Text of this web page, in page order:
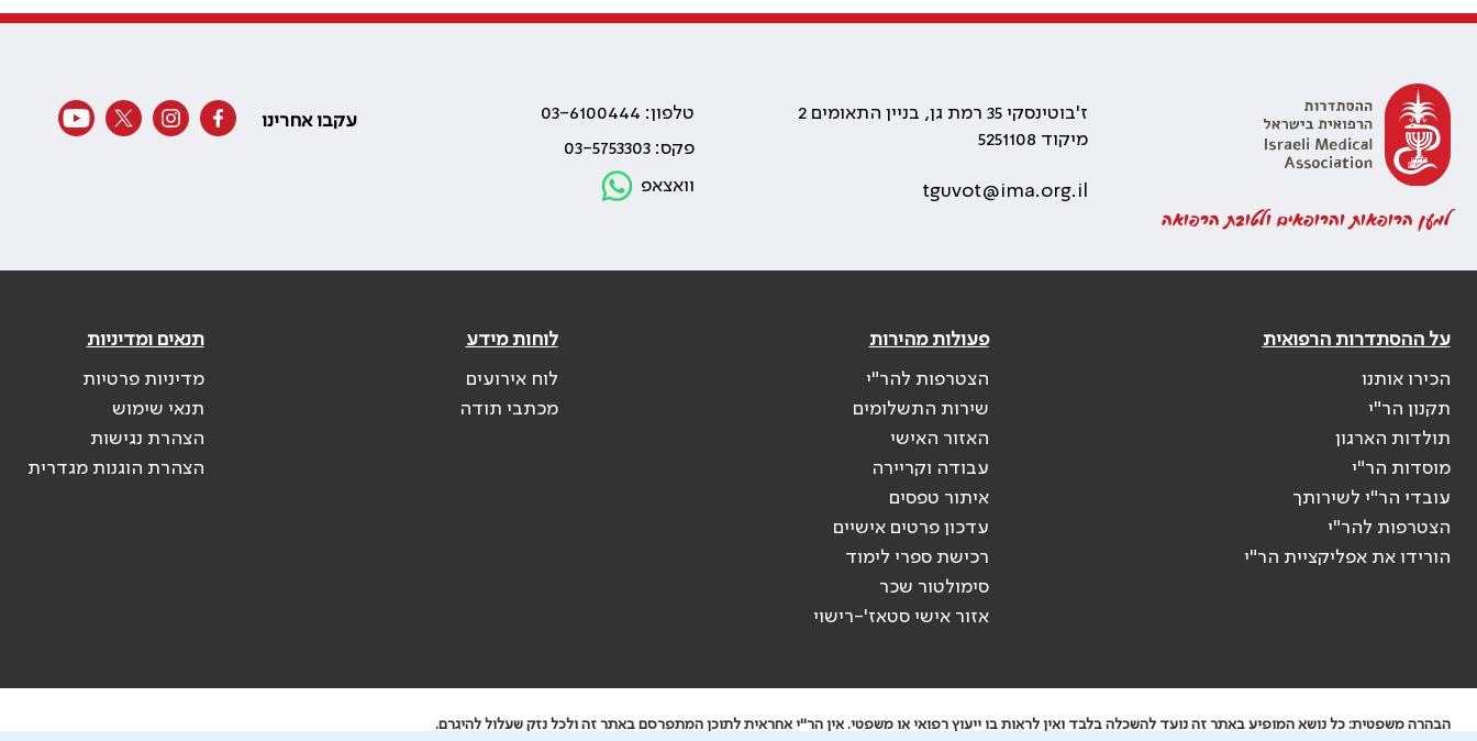
למען הרופאות והרופאים ולטובת הרפואה
ז'בוטינסקי 35 רמת גן, בניין התאומים 2
מיקוד 5251108
tguvot@ima.org.il
טלפון: 03-6100444
פקס: 03-5753303
וואצאפ
עקבו אחרינו
על ההסתדרות הרפואית
הכירו אותנו
תקנון הר"י
תולדות הארגון
מוסדות הר"י
עובדי הר"י לשירותך
הצטרפות להר"י
הורידו את אפליקציית הר"י
פעולות מהירות
הצטרפות להר"י
שירות התשלומים
האזור האישי
עבודה וקריירה
איתור טפסים
עדכון פרטים אישיים
רכישת ספרי לימוד
סימולטור שכר
אזור אישי סטאז'-רישוי
לוחות מידע
לוח אירועים
מכתבי תודה
תנאים ומדיניות
מדיניות פרטיות
תנאי שימוש
הצהרת נגישות
הצהרת הוגנות מגדרית
הבהרה משפטית: כל נושא המופיע באתר זה נועד להשכלה בלבד ואין לראות בו ייעוץ רפואי או משפטי. אין הר"י אחראית לתוכן המתפרסם באתר זה ולכל נזק שעלול להיגרם.